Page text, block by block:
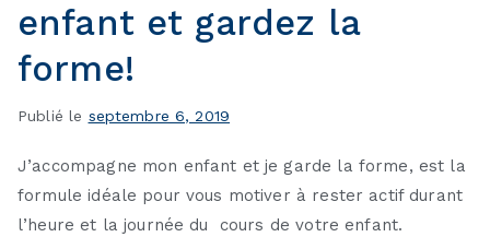
enfant et gardez la
forme!
Publié le septembre 6, 2019
J’accompagne mon enfant et je garde la forme, est la
formule idéale pour vous motiver à rester actif durant
l’heure et la journée du cours de votre enfant.